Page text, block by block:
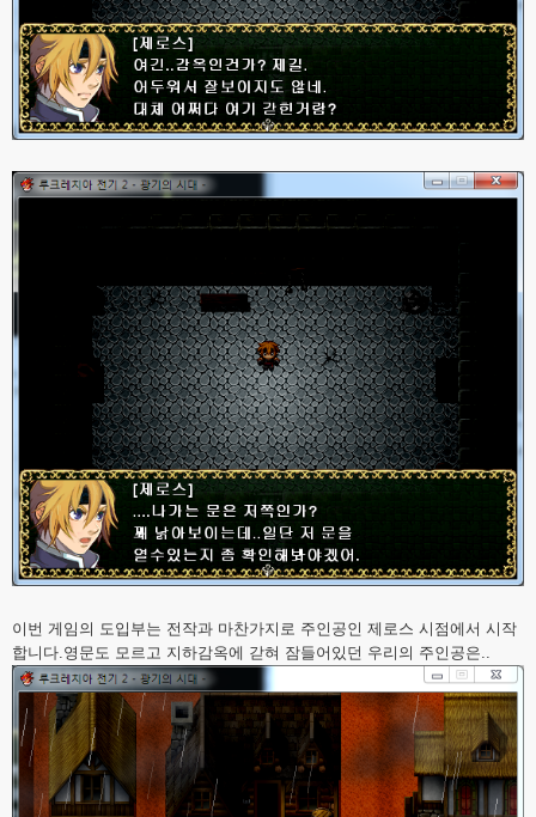
이번 게임의 도입부는 전작과 마찬가지로 주인공인 제로스 시점에서 시작
합니다.영문도 모르고 지하감옥에 갇혀 잠들어있던 우리의 주인공은..